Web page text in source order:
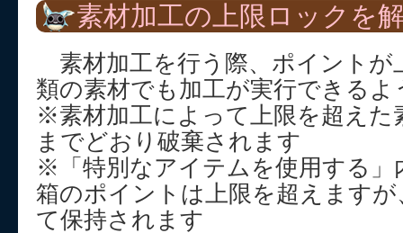
素材加工の上限ロックを
素材加工を行う際、ポイントが
類の素材でも加工が実行できる
※素材加工によって上限を超えた
までどおり破棄されます
※「特別なアイテムを使用する」
箱のポイントは上限を超えます
て保持されます